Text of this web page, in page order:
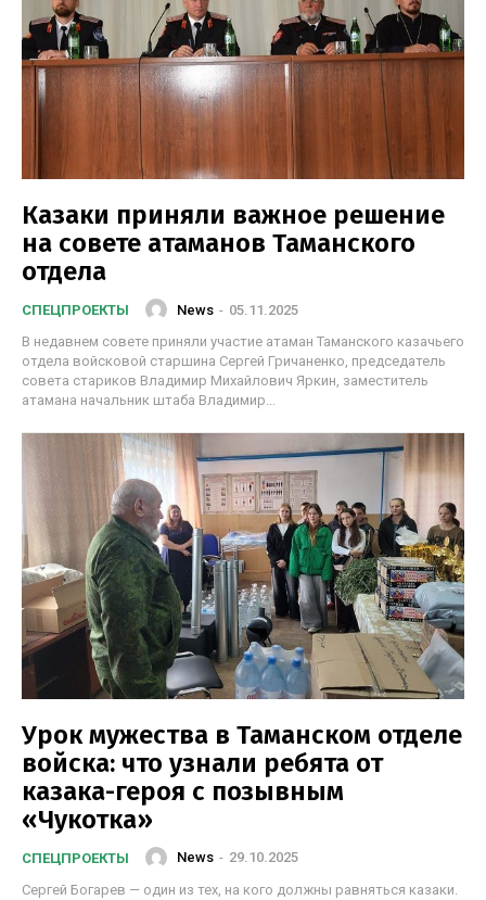
Казаки приняли важное решение
на совете атаманов Таманского
отдела
СПЕЦПРОЕКТЫ News - 05.11.2025
В недавнем совете приняли участие атаман Таманского казачьего
отдела войсковой старшина Сергей Гричаненко, председатель
совета стариков Владимир Михайлович Яркин, заместитель
атамана начальник штаба Владимир...
Урок мужества в Таманском отделе
войска: что узнали ребята от
казака-героя с позывным
«Чукотка»
СПЕЦПРОЕКТЫ News - 29.10.2025
Сергей Богарев — один из тех, на кого должны равняться казаки.